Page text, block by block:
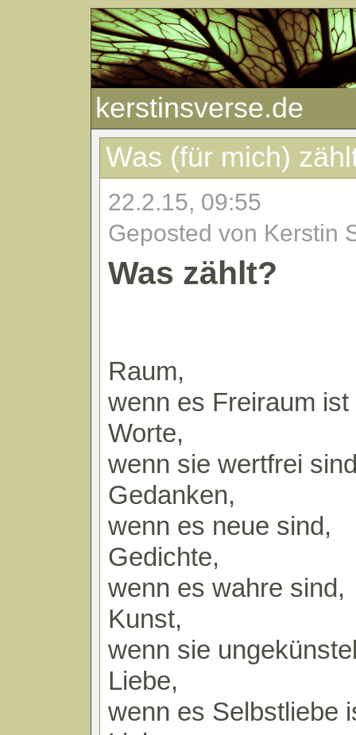
kerstinsverse.de
Was (für mich)
22.2.15, 09:55
Geposted von Kerstin
Was zählt?
Raum,
wenn es Freiraum ist
Worte,
wenn sie wertfrei
Gedanken,
wenn es neue sind,
Gedichte,
wenn es wahre sind,
Kunst,
wenn sie
Liebe,
wenn es Selbstliebe